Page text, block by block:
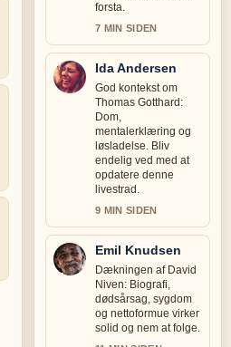
forsta.
7 MIN SIDEN
Ida Andersen
God kontekst om
Thomas Gotthard:
Dom,
mentalerklæring og
løsladelse. Bliv
endelig ved med at
opdatere denne
livestrad.
9 MIN SIDEN
Emil Knudsen
Dækningen af David
Niven: Biografi,
dødsårsag, sygdom
og nettoformue virker
solid og nem at folge.